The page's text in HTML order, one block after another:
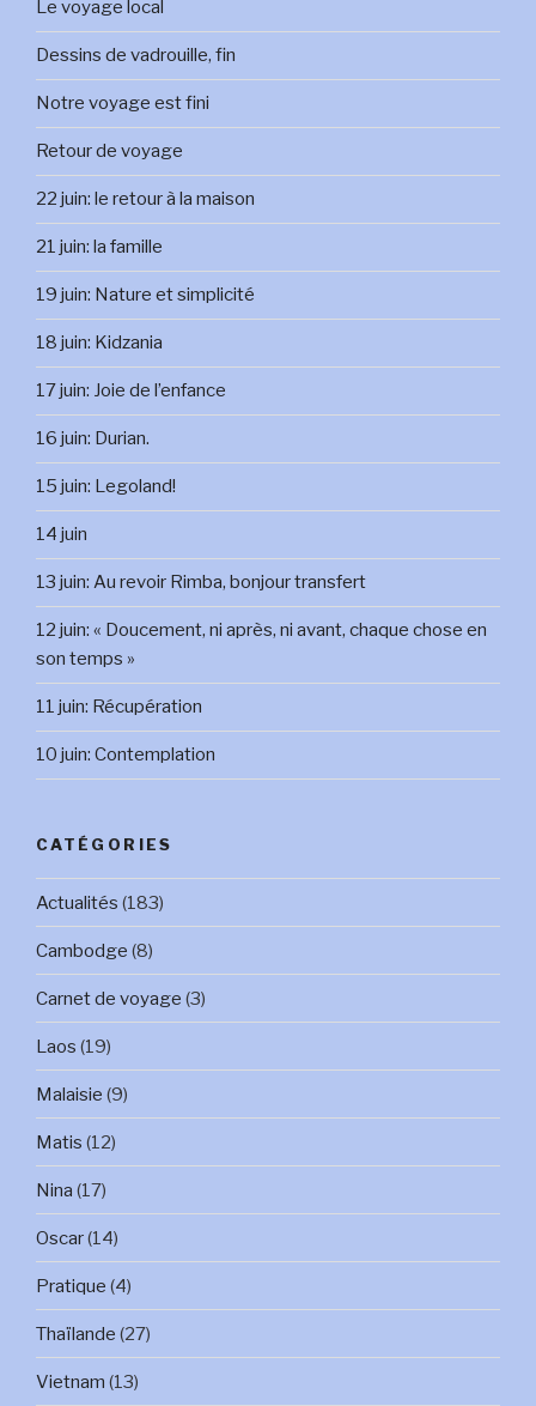
Le voyage local
Dessins de vadrouille, fin
Notre voyage est fini
Retour de voyage
22 juin: le retour à la maison
21 juin: la famille
19 juin: Nature et simplicité
18 juin: Kidzania
17 juin: Joie de l’enfance
16 juin: Durian.
15 juin: Legoland!
14 juin
13 juin: Au revoir Rimba, bonjour transfert
12 juin: « Doucement, ni après, ni avant, chaque chose en
son temps »
11 juin: Récupération
10 juin: Contemplation
CATÉGORIES
Actualités (183)
Cambodge (8)
Carnet de voyage (3)
Laos (19)
Malaisie (9)
Matis (12)
Nina (17)
Oscar(14)
Pratique (4)
Thaïlande (27)
Vietnam (13)